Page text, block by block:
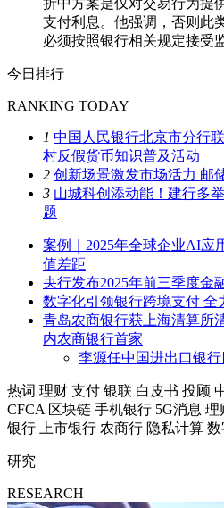
支付利息。他强调，否则此
必须按照银行相关规定接受
今日排行
RANKING TODAY
1 中国人民银行北京市分行
村反假货币知识普及活动
2 创新场景激发市场活力 邮
3 山城科创添动能！建行多
题
案例｜2025年全球企业AI应
值差距
央行发布2025年前三季度金
数字化引领银行跨境支付
青岛农商银行获上海清算所
内农商银行首家
李源任中国进出口银
热词 理财 支付 银联 白皮书 投顾
CFCA 区块链 手机银行 5G消息 理
银行
上市银行 农商行 隐私计算 数
研究
RESEARCH